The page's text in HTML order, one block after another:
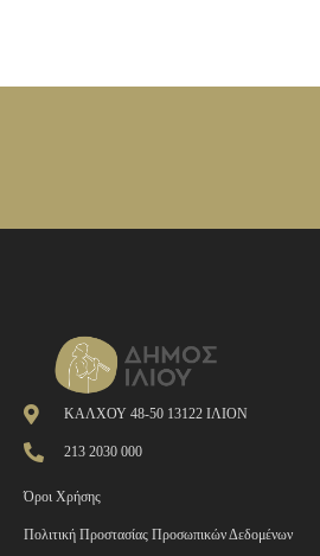
ΚΑΛΧΟΥ 48-50 13122 ΙΛΙΟΝ
213 2030 000
Όροι Χρήσης
Πολιτική Προστασίας Προσωπικών Δεδομένων